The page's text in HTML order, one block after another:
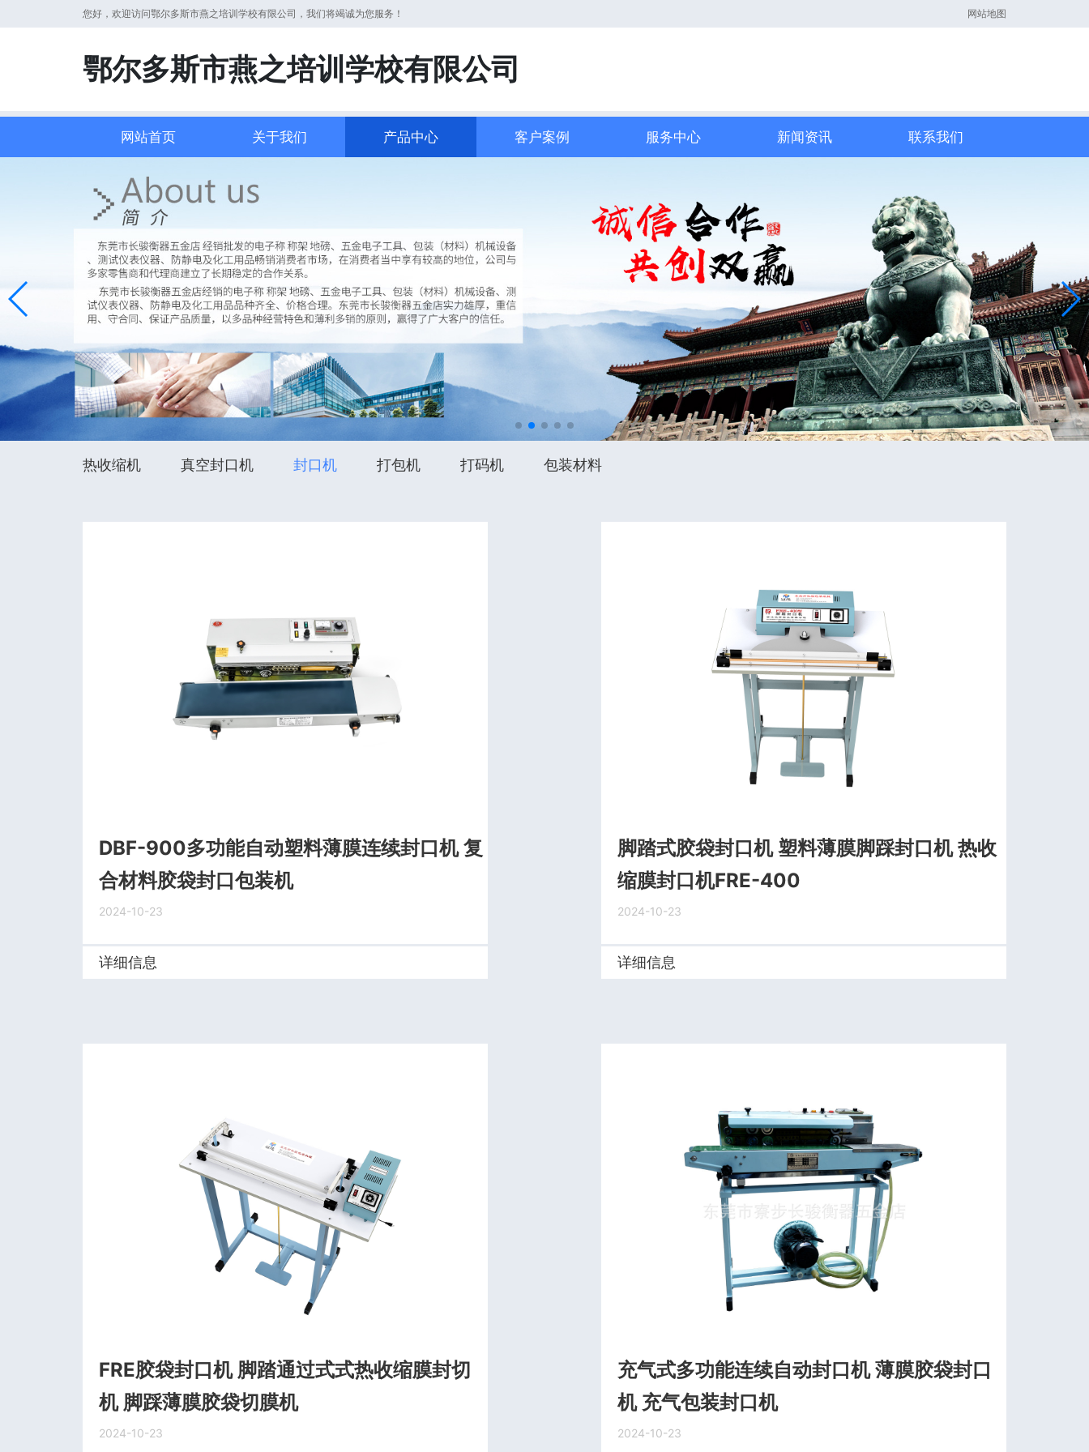
您好，欢迎访问鄂尔多斯市燕之培训学校有限公司，我们将竭诚为您服务！ 网站地图
鄂尔多斯市燕之培训学校有限公司
网站首页 关于我们 产品中心 客户案例 服务中心 新闻资讯 联系我们
热收缩机 真空封口机 封口机 打包机 打码机 包装材料
DBF-900多功能自动塑料薄膜连续封口机 复
合材料胶袋封口包装机
2024-10-23
详细信息
脚踏式胶袋封口机 塑料薄膜脚踩封口机 热收
缩膜封口机FRE-400
2024-10-23
详细信息
FRE胶袋封口机 脚踏通过式式热收缩膜封切
机 脚踩薄膜胶袋切膜机
2024-10-23
充气式多功能连续自动封口机 薄膜胶袋封口
机 充气包装封口机
2024-10-23